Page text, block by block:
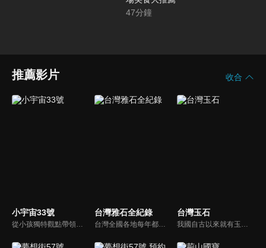
47分鐘
推薦影片 收合
小宇宙33號
從小孩獨特觀點帶領大人探討最夯的生活話題、流行事物和現象，蹦出爆笑火花與意外笑果，節目風格是高、中、低年級版《大學生了沒》。
台灣雅石全紀錄
台灣全國各地每年都會舉辦數十場的雅石會員展，如果你不是對雅石有研究，或是愛好者的話，對於雅石的賞析一定是雜亂無章，很難從展出的雅石中論定它的優勝劣敗，也會對您的觀賞產生極大的盲點，雅石之美系列節目就是要帶大家了解岩石的基本認識，雅石的辨別、以及雅石的佈局賞析。
台灣玉石
我國自古以來就有玉石之國的美名，古人視玉如寶，作為珍飾佩用，古人醫書稱玉乃石之美者，味甘性平無毒，並認為玉是人體蓄養元氣最充沛的物質。本節目將會讓您大開眼界，並建立您賞玉石的信心！